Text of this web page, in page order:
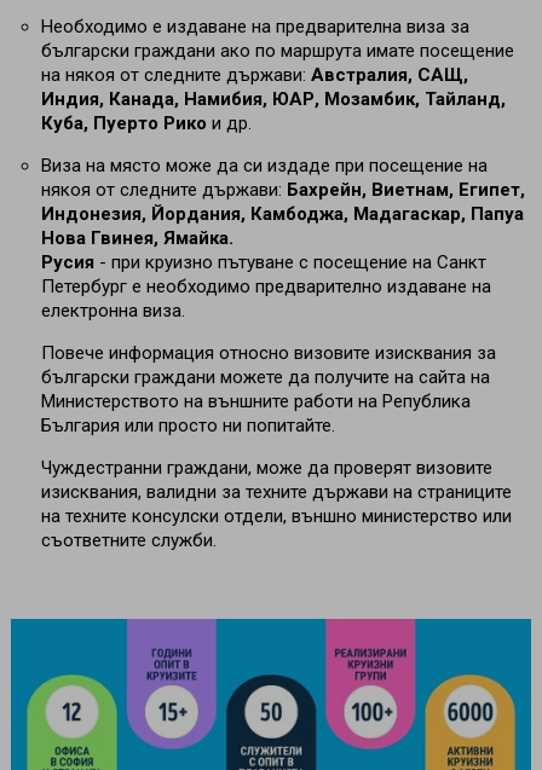
Необходимо е издаване на предварителна виза за
български граждани ако по маршрута имате посещение
на някоя от следните държави: Австралия, САЩ,
Индия, Канада, Намибия, ЮАР, Мозамбик, Тайланд,
Куба, Пуерто Рико и др.
Виза на място може да си издаде при посещение на
някоя от следните държави: Бахрейн, Виетнам, Египет,
Индонезия, Йордания, Камбоджа, Мадагаскар, Папуа
Нова Гвинея, Ямайка.
Русия - при круизно пътуване с посещение на Санкт
Петербург е необходимо предварително издаване на
електронна виза.
Повече информация относно визовите изисквания за
български граждани можете да получите на сайта на
Министерството на външните работи на Република
България или просто ни попитайте.
Чуждестранни граждани, може да проверят визовите
изисквания, валидни за техните държави на страниците
на техните консулски отдели, външно министерство или
съответните служби.